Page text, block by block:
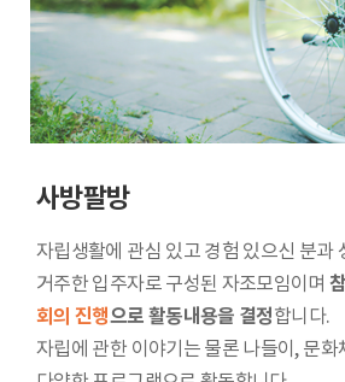
사방팔방
자립생활에 관심 있고 경험 있으신 분과
거주한 입주자로 구성된 자조모임이며
회의 진행으로 활동내용을 결정합니다.
자립에 관한 이야기는 물론 나들이, 문화